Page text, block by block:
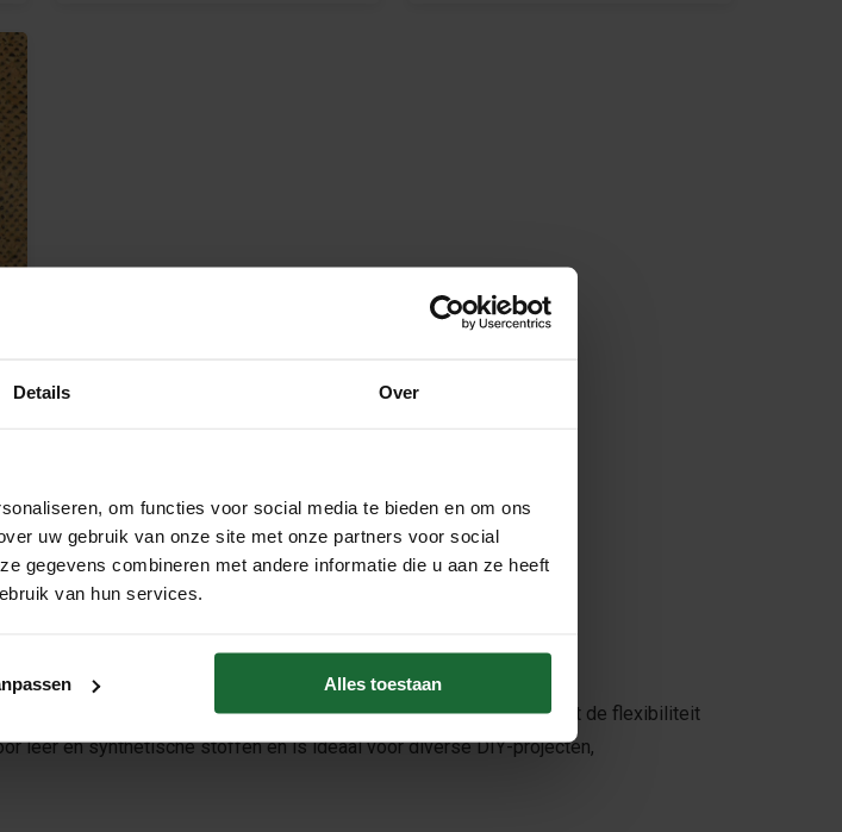
Details Over
om functies voor social media te bieden en om ons
uw gebruik van onze site met onze partners voor social
gegevens combineren met andere informatie die u aan ze heeft
van hun services.
Alles toestaan
materiaal dat de natuurlijke schoonheid van kurk combineert met de flexibiliteit
leer en synthetische stoffen en is ideaal voor diverse DIY-projecten,